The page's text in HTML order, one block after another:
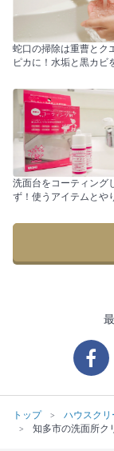
蛇口の掃除は重曹とク
ピカに！水垢と黒カビ
洗面台をコーティング
ず！使うアイテムとや
トップ ハウスクリ
知多市の洗面所ク